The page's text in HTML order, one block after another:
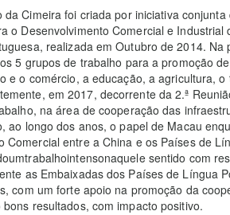
da Cimeira foi criada por iniciativa
o Desenvolvimento Comercial e
realizada em Outubro de 2014.
5 grupos de trabalho para a promoção
e o comércio, a educação, a agricultura,
em 2017, decorrente da 2.ª
na área de cooperação das
ao longo dos anos, o papel de Macau
Comercial entre a China e os Países de
sentido com
as Embaixadas dos Países de Língua
com um forte apoio na promoção da
resultados, com impacto positivo.